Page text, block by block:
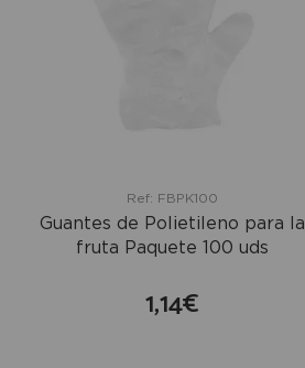
Ref: FBPK100
Guantes de Polietileno para la
fruta Paquete 100 uds
1,14€